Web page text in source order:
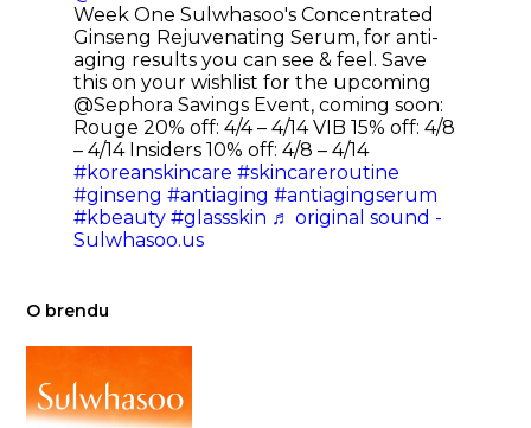
Week One Sulwhasoo's Concentrated
Ginseng Rejuvenating Serum, for anti-
aging results you can see & feel. Save
this on your wishlist for the upcoming
@Sephora Savings Event, coming soon:
Rouge 20% off: 4/4 – 4/14 VIB 15% off: 4/8
– 4/14 Insiders 10% off: 4/8 – 4/14
#koreanskincare #skincareroutine
#ginseng #antiaging #antiagingserum
#kbeauty #glassskin ♬ original sound -
Sulwhasoo.us
O brendu